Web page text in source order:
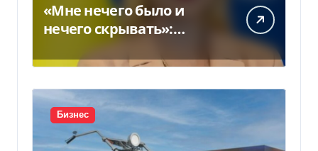
«Мне нечего было и
нечего скрывать»:
Стефанишина
прокомментировала
новое подозрение
Бизнес